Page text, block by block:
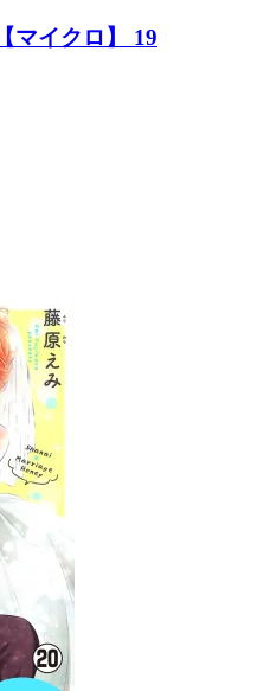
マイクロ】 19